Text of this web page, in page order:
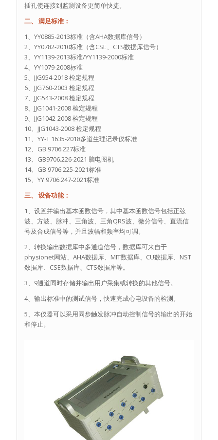
插孔使连接到监测设备更简单快捷。
二、 满足标准：
1、YY0885-2013标准（含AHA数据库信号）
2、YY0782-2010标准（含CSE、CTS数据库信号）
3、YY1139-2013标准/YY1139-2000标准
4、YY1079-2008标准
5、JJG954-2018 检定规程
6、JJG760-2003 检定规程
7、JJG543-2008 检定规程
8、JJG1041-2008 检定规程
9、JJG1042-2008 检定规程
10、JJG1043-2008 检定规程
11、YY-T 1635-2018多道生理记录仪标准
12、GB 9706.227标准
13、GB9706.226-2021 脑电图机
14、GB 9706.225-2021标准
15、YY 9706.247-2021标准
三、 设备功能：
1、设置并输出基本函数信号，其中基本函数信号包括正弦
波、方波、脉冲、三角波、三角QRS波、微分信号、直流信
号及合成信号等，并且波幅和频率均可调。
2、转换输出数据库中多通道信号，数据库可来自于
physionet网站、AHA数据库、MIT数据库、CU数据库、NST
数据库、CSE数据库、CTS数据库等。
3、9通道同时存储并输出用户采集或转换的其他信号。
4、输出标准中的测试信号，快速完成心电设备的检测。
5、本仪器可以采用同步触发脉冲自动控制信号的输出的开始
和停止。